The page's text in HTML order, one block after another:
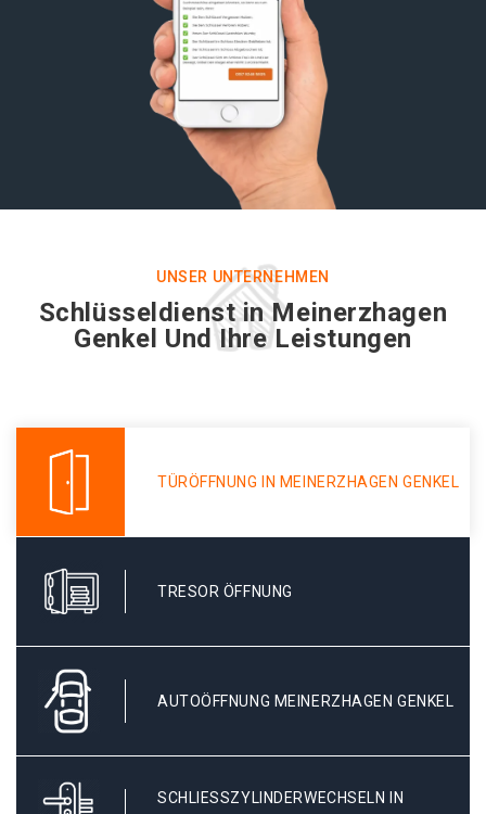
UNSER UNTERNEHMEN
Schlüsseldienst in Meinerzhagen
Genkel Und Ihre Leistungen
TÜRÖFFNUNG IN MEINERZHAGEN GENKEL
TRESOR ÖFFNUNG
AUTOÖFFNUNG MEINERZHAGEN GENKEL
SCHLIESSZYLINDERWECHSELN IN M